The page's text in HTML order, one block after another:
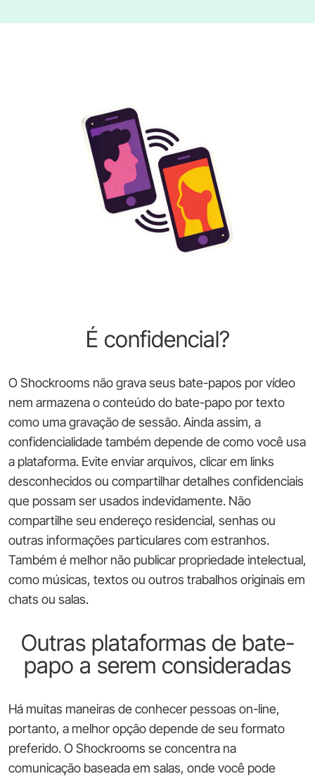
É confidencial?
O Shockrooms não grava seus bate-papos por vídeo
nem armazena o conteúdo do bate-papo por texto
como uma gravação de sessão. Ainda assim, a
confidencialidade também depende de como você usa
a plataforma. Evite enviar arquivos, clicar em links
desconhecidos ou compartilhar detalhes confidenciais
que possam ser usados indevidamente. Não
compartilhe seu endereço residencial, senhas ou
outras informações particulares com estranhos.
Também é melhor não publicar propriedade intelectual,
como músicas, textos ou outros trabalhos originais em
chats ou salas.
Outras plataformas de bate-
papo a serem consideradas
Há muitas maneiras de conhecer pessoas on-line,
portanto, a melhor opção depende de seu formato
preferido. O Shockrooms se concentra na
comunicação baseada em salas, onde você pode